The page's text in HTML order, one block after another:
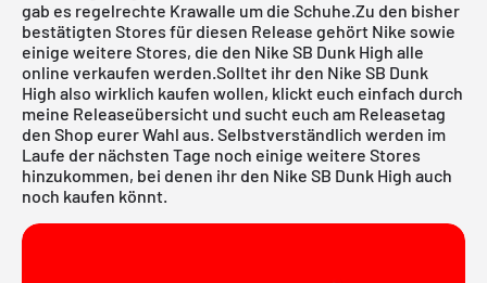
gab es regelrechte Krawalle um die Schuhe.Zu den bisher
bestätigten Stores für diesen Release gehört Nike sowie
einige weitere Stores, die den Nike SB Dunk High alle
online verkaufen werden.Solltet ihr den Nike SB Dunk
High also wirklich kaufen wollen, klickt euch einfach durch
meine Releaseübersicht und sucht euch am Releasetag
den Shop eurer Wahl aus. Selbstverständlich werden im
Laufe der nächsten Tage noch einige weitere Stores
hinzukommen, bei denen ihr den Nike SB Dunk High auch
noch kaufen könnt.